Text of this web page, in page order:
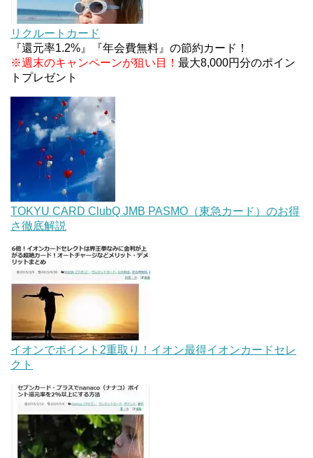
ソニーフィナンシャルグループの株主限定！2万円
もらえる口座開設キャンペーン。7/31まで
リクルートカード
『還元率1.2%』『年会費無料』の節約カード！
※週末のキャンペーンが狙い目！ 最大8,000円分のポイン
トプレゼント
TOKYU CARD ClubQ JMB PASMO（東急カード）のお得
さ徹底解説
イオンでポイント2重取り！イオン最得イオンカードセレ
クト